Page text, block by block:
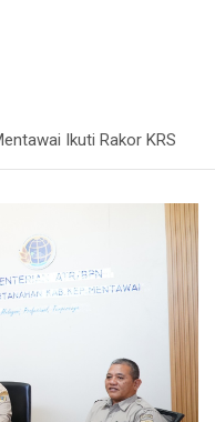
Ikuti Rakor KRS